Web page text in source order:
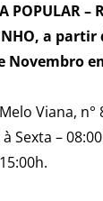
POPULAR –
a partir
Novembro
Viana, n°
Sexta –